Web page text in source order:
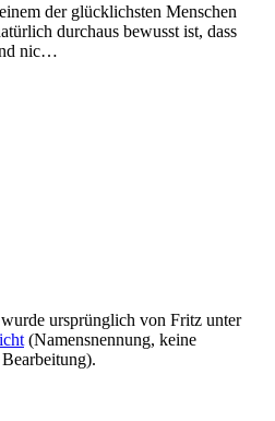
der glücklichsten Menschen
durchaus bewusst ist, dass
nic…
ursprünglich von Fritz unter
(Namensnennung, keine